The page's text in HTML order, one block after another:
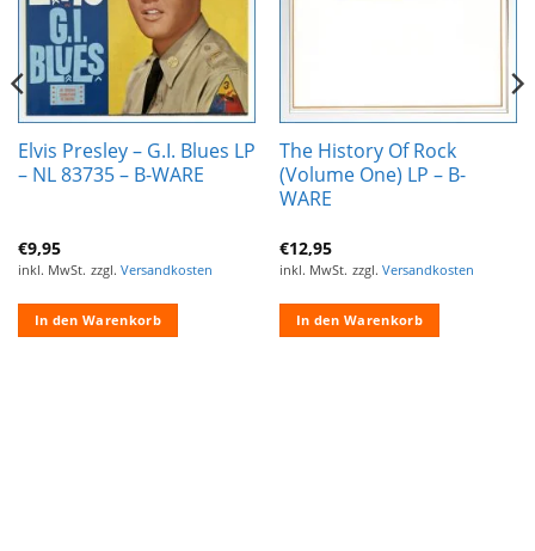
Elvis Presley – G.I. Blues LP
– NL 83735 – B-WARE
€9,95
inkl. MwSt. zzgl. Versandkosten
In den Warenkorb
The History Of Rock
(Volume One) LP – B-
WARE
€12,95
inkl. MwSt. zzgl. Versandkosten
In den Warenkorb